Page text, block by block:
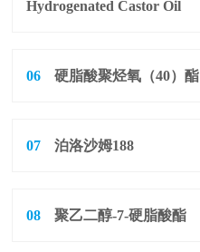
Hydrogenated Castor Oil
06 硬脂酸聚烃氧（40）酯
07 泊洛沙姆188
08 聚乙二醇-7-硬脂酸酯